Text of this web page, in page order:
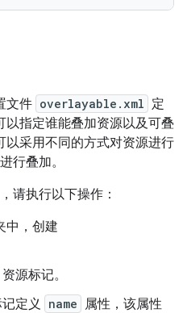
文件 overlayable.xml 定
以指定谁能叠加资源以及可叠
采用不同的方式对资源进行
行叠加。
请执行以下操作：
中，创建
资源标记。
定义 name 属性，该属性